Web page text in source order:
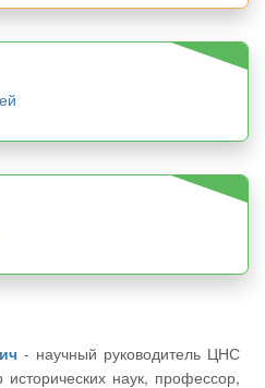
наук, профессор,